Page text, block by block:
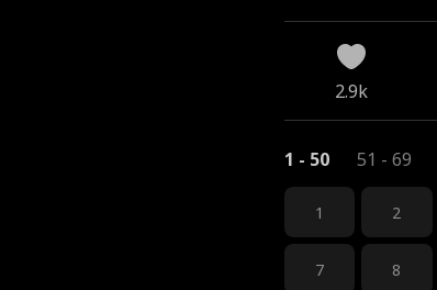
2.9k
1 - 50 51 - 69
1 2
7 8